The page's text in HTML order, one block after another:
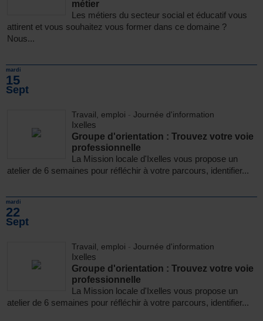
métier
Les métiers du secteur social et éducatif vous
attirent et vous souhaitez vous former dans ce domaine ?
Nous...
mardi
15
Sept
Travail, emploi - Journée d'information
Ixelles
Groupe d'orientation : Trouvez votre voie
professionnelle
La Mission locale d'Ixelles vous propose un
atelier de 6 semaines pour réfléchir à votre parcours, identifier...
mardi
22
Sept
Travail, emploi - Journée d'information
Ixelles
Groupe d'orientation : Trouvez votre voie
professionnelle
La Mission locale d'Ixelles vous propose un
atelier de 6 semaines pour réfléchir à votre parcours, identifier...